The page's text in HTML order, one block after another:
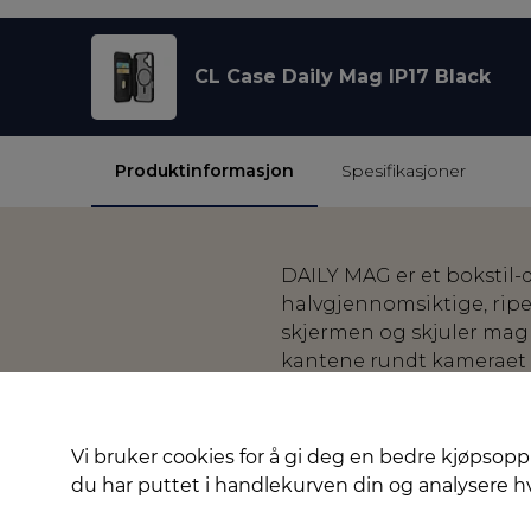
Vi bruker cookies for å gi deg en bedre
du har puttet i handlekurven din og analysere
CL Case Daily Mag IP17 Black
Produktinformasjon Spesifikasjoner
DAILY MAG er et
halvgjennomsiktige,
skjermen og skjuler
kantene rundt
Antibakteriell
Kompakt og slankt